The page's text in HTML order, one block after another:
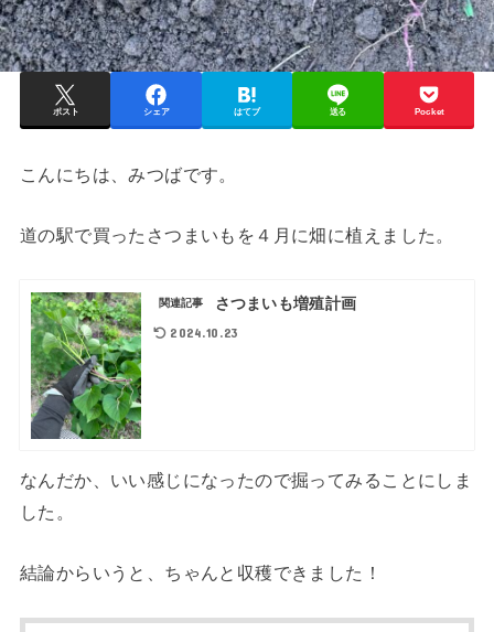
ポスト シェア はてブ 送る Pocket
こんにちは、みつばです。
道の駅で買ったさつまいもを４月に畑に植えました。
関連記事 さつまいも増殖計画
2024.10.23
なんだか、いい感じになったので掘ってみることにしま
した。
結論からいうと、ちゃんと収穫できました！